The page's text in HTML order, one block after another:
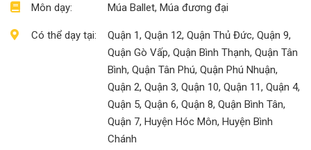
Môn dạy:
Có thể dạy tại:
Múa Ballet, Múa đương đại
Quận 1, Quận 12, Quận Thủ Đức, Quận 9,
Quận Gò Vấp, Quận Bình Thạnh, Quận Tân
Bình, Quận Tân Phú, Quận Phú Nhuận,
Quận 2, Quận 3, Quận 10, Quận 11, Quận 4,
Quận 5, Quận 6, Quận 8, Quận Bình Tân,
Quận 7, Huyện Hóc Môn, Huyện Bình
Chánh